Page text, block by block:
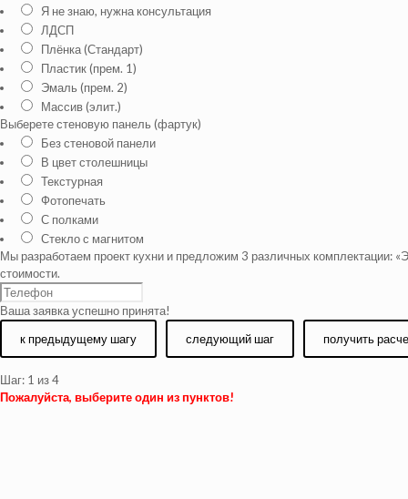
Я не знаю, нужна консультация
ЛДСП
Плёнка (Стандарт)
Пластик (прем. 1)
Эмаль (прем. 2)
Массив (элит.)
Выберете стеновую панель (фартук)
Без стеновой панели
В цвет столешницы
Текстурная
Фотопечать
С полками
Стекло с магнитом
Мы разработаем проект кухни и предложим 3 различных комплектации:
стоимости.
Ваша заявка успешно принята!
к предыдущему шагу
следующий шаг получить
Шаг: 1 из 4
Пожалуйста, выберите один из пунктов!